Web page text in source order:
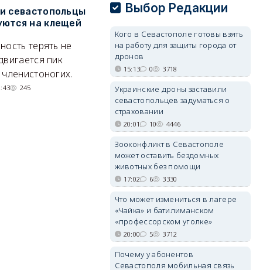
севастопольцы
на клещей
терять не
пик
245
В Севастополе утвердили
Балаклавы
Там появится туристический
квартал с отелями и
парковками.
05/08/2026 08:01 5480
Выбор Редакции
Кого в Севастополе готовы взять
на работу для защиты города от
дронов
15:13 0 3718
Украинские дроны заставили
севастопольцев задуматься о
страховании
20:01 10 4446
Зооконфликт в Севастополе
может оставить бездомных
животных без помощи
17:02 6 3330
Что может измениться в лагере
«Чайка» и батилиманском
«профессорском уголке»
20:00 5 3712
Почему у абонентов
Севастополя мобильная связь